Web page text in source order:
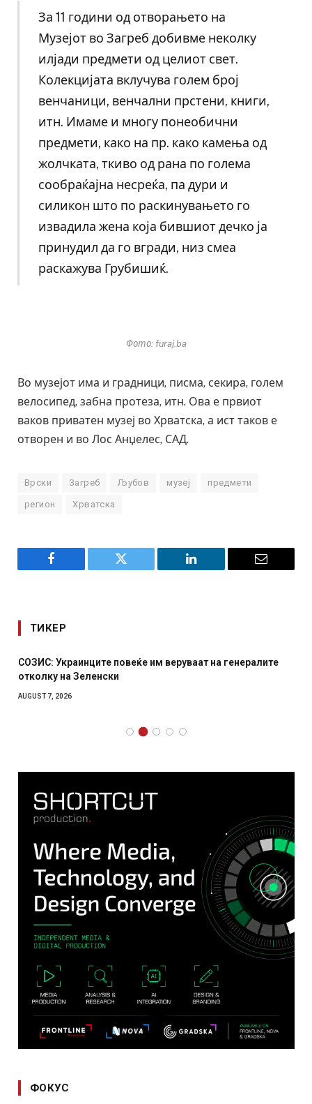
За 11 години од отворањето на
Музејот во Загреб добивме неколку
илјади предмети од целиот свет.
Колекцијата вклучува голем број
венчаници, венчални прстени, книги,
итн. Имаме и многу понеобични
предмети, како на пр. како камења од
жолчката, ткиво од рана по голема
сообраќајна несреќа, па дури и
силикон што по раскинувањето го
извадила жена која бившиот дечко ја
принудил да го вгради, низ смеа
раскажува Грубишиќ.
Фото: furaj.ba
Во музејот има и градници, писма, секира, голем
велосипед, забна протеза, итн. Ова е првиот
ваков приватен музеј во Хрватска, а ист таков е
отворен и во Лос Анџелес, САД.
Врски Загреб Љубов музеј предмети
регион Хрватска
Facebook Twitter LinkedIn Email
ТИКЕР
СОЗИС: Украинците повеќе им веруваат на генералите
отколку на Зеленски
AUGUST 7, 2026
ФОКУС